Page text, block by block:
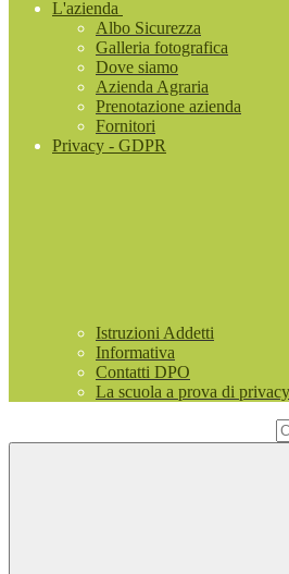
L'azienda
Albo Sicurezza
Galleria fotografica
Dove siamo
Azienda Agraria
Prenotazione azienda
Fornitori
Privacy - GDPR
Istruzioni Addetti
Informativa
Contatti DPO
La scuola a prova di